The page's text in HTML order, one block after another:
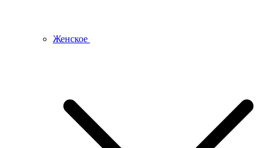
Женское